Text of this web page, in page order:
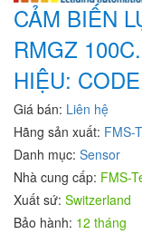
CẢM BIẾN
RMGZ
HIỆU:
Giá bán: Liên hệ
Hãng sản xuất: FMS-
Danh mục: Sensor
Nhà cung cấp: FMS-
Xuất sứ: Switzerland
Bảo hành: 12 tháng